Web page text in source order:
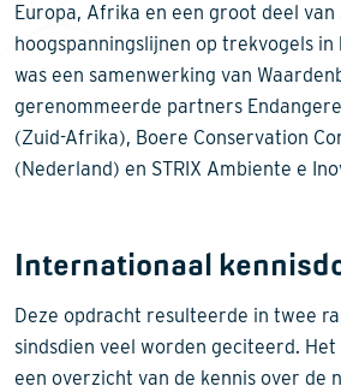
Europa, Afrika en een groot deel
hoogspanningslijnen op trekvogels
was een samenwerking van
gerenommeerde partners
(Zuid-Afrika), Boere Conservation
(Nederland) en STRIX Ambiente e
Internationaal
Deze opdracht resulteerde in twee
sindsdien veel worden geciteerd. Het
een overzicht van de kennis over de